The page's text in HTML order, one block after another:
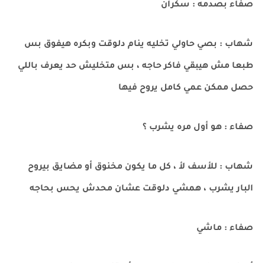
صفاء بصدمه : سكران
شهاب : بصي حاولي تخليه ينام دلوقت وبكره هيفوق بس
طبعا مش هيبقي فاكر حاجه ، بس متخليش حد يعرف باللي
حصل ممكن عمي كامل يروح فيها
صفاء : هو أول مره يشرب ؟
شهاب : للأسف لأ ، كل ما يكون مخنوق أو مضايق بيروح
البار يشرب ، همشي دلوقت عشان محدش يحس بحاجه
صفاء : ماشي